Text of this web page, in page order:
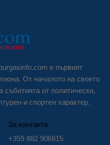
е първият
От началото на своето
от политически,
и спортен характер.
За контакти
+359 882 906815